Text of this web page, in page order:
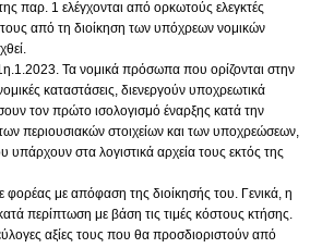
παρ. 1 ελέγχονται από ορκωτούς ελεγκτές
από τη διοίκηση των υπόχρεων νομικών
Τα νομικά πρόσωπα που ορίζονται στην
καταστάσεις, διενεργούν υποχρεωτικά
τον πρώτο ισολογισμό έναρξης κατά την
περιουσιακών στοιχείων και των υποχρεώσεων,
στα λογιστικά αρχεία τους εκτός της
με απόφαση της διοίκησής του. Γενικά, η
περίπτωση με βάση τις τιμές κόστους κτήσης.
αξίες τους που θα προσδιοριστούν από